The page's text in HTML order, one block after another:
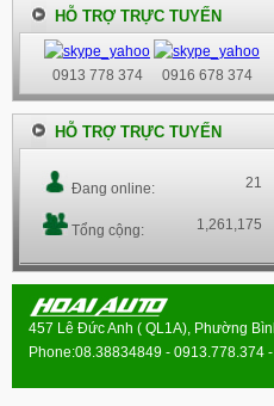
HỖ TRỢ TRỰC TUYẾN
0913 778 374 0916 678 374
HỖ TRỢ TRỰC TUYẾN
Đang online: 21
Tổng cộng: 1,261,175
457 Lê Đức Anh ( QL1A), Phường
Phone:08.38834849 - 0913.778.374